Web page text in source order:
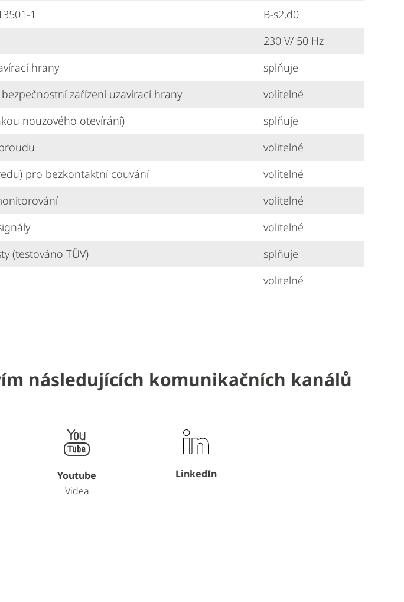
1
B-s2,d0
230 V/ 50 Hz
hrany
splňuje
zařízení uzavírací hrany
volitelné
nouzového otevírání)
splňuje
volitelné
pro bezkontaktní couvání
volitelné
volitelné
volitelné
(testováno TÜV)
splňuje
volitelné
následujících komunikačních kanálů
Youtube
Videa
LinkedIn